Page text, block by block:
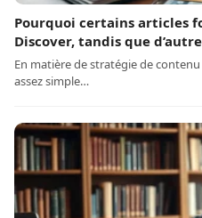
Pourquoi certains articles
Discover, tandis que
En matière de stratégie de
assez simple…